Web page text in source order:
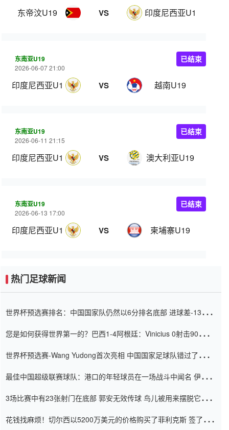
东帝汶U19 VS 印度尼西亚U19
东南亚U19
2026-06-07 21:00
印度尼西亚U19 VS 越南U19
已结束
东南亚U19
2026-06-11 21:15
印度尼西亚U19 VS 澳大利亚U19
已结束
东南亚U19
2026-06-13 17:00
印度尼西亚U19 VS 柬埔寨U19
已结束
热门足球新闻
世界杯预选赛排名：中国国家队仍然以6分排名底部 进球差-13令人
您是如何获得世界第一的？巴西1-4阿根廷：Vinicius 0射击90分钟
世界杯预选赛-Wang Yudong首次亮相 中国国家足球队错过了世界
最佳中国超级联赛球队：港口的年轻球员在一场战斗中闻名 伊万放
3场比赛中有23张射门在底部 郭安无效传球 鸟儿被用来摆脱它
花钱找麻烦！切尔西以5200万美元的价格购买了菲利克斯 签了7年